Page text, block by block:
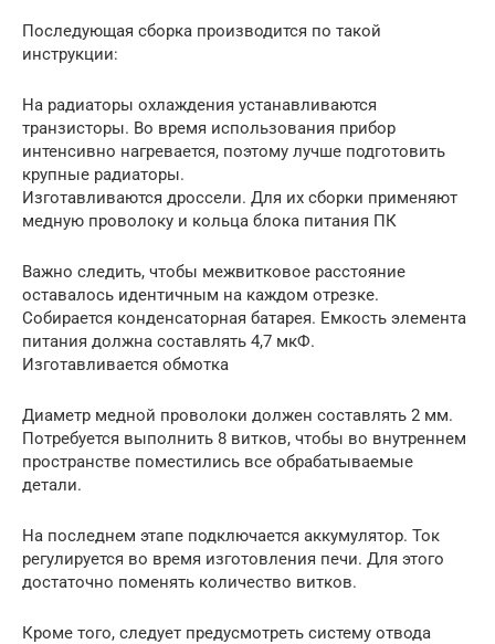
Последующая сборка производится по такой
инструкции:
На радиаторы охлаждения устанавливаются
транзисторы. Во время использования прибор
интенсивно нагревается, поэтому лучше подготовить
крупные радиаторы.
Изготавливаются дроссели. Для их сборки применяют
медную проволоку и кольца блока питания ПК
Важно следить, чтобы межвитковое расстояние
оставалось идентичным на каждом отрезке.
Собирается конденсаторная батарея. Емкость элемента
питания должна составлять 4,7 мкФ.
Изготавливается обмотка
Диаметр медной проволоки должен составлять 2 мм.
Потребуется выполнить 8 витков, чтобы во внутреннем
пространстве поместились все обрабатываемые
детали.
На последнем этапе подключается аккумулятор. Ток
регулируется во время изготовления печи. Для этого
достаточно поменять количество витков.
Кроме того, следует предусмотреть систему отвода